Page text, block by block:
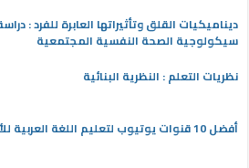
ديناميكيات القلق وتأثيراتها العابرة للفرد :
سيكولوجية الصحة النفسية المجتمعية
نظريات التعلم : النظرية البنائية
أفضل 10 قنوات يوتيوب لتعليم اللغة العربية للأطفال